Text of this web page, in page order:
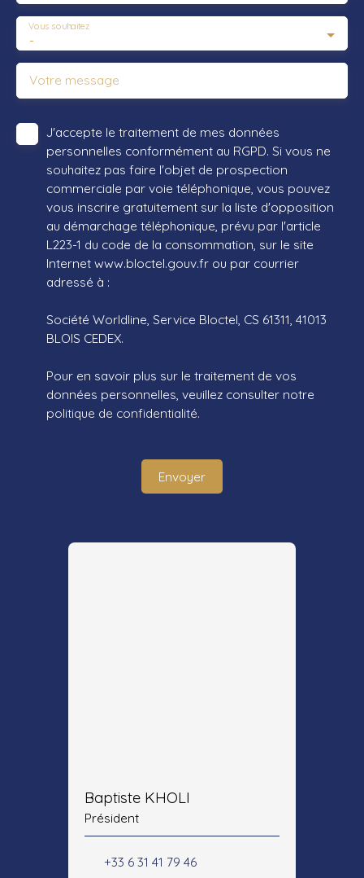
-
Vous souhaitez
Votre message
J'accepte le traitement de mes données
personnelles conformément au RGPD. Si vous ne
souhaitez pas faire l'objet de prospection
commerciale par voie téléphonique, vous pouvez
vous inscrire gratuitement sur la liste d'opposition
au démarchage téléphonique, prévu par l'article
L223-1 du code de la consommation, sur le site
Internet www.bloctel.gouv.fr ou par courrier
adressé à :
Société Worldline, Service Bloctel, CS 61311, 41013
BLOIS CEDEX.
Pour en savoir plus sur le traitement de vos
données personnelles, veuillez consulter notre
politique de confidentialité.
Envoyer
Baptiste KHOLI
Président
+33 6 31 41 79 46